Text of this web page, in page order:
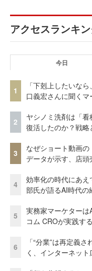
アクセスランキ
今日
1
「下剋上したいな
口義宏さんに聞く
2
ヤシノミ洗剤は「
復活したのか？戦略
3
なぜショート動画
データが示す、店
4
効率化の時代にあ
部氏が語るAI時代
5
実務家マーケター
コム CROが実践す
6
「“分業”は再定義
く、インターネッ